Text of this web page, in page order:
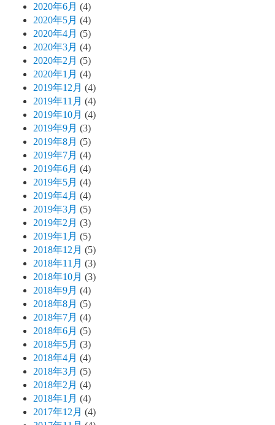
2020年6月 (4)
2020年5月 (4)
2020年4月 (5)
2020年3月 (4)
2020年2月 (5)
2020年1月 (4)
2019年12月 (4)
2019年11月 (4)
2019年10月 (4)
2019年9月 (3)
2019年8月 (5)
2019年7月 (4)
2019年6月 (4)
2019年5月 (4)
2019年4月 (4)
2019年3月 (5)
2019年2月 (3)
2019年1月 (5)
2018年12月 (5)
2018年11月 (3)
2018年10月 (3)
2018年9月 (4)
2018年8月 (5)
2018年7月 (4)
2018年6月 (5)
2018年5月 (3)
2018年4月 (4)
2018年3月 (5)
2018年2月 (4)
2018年1月 (4)
2017年12月 (4)